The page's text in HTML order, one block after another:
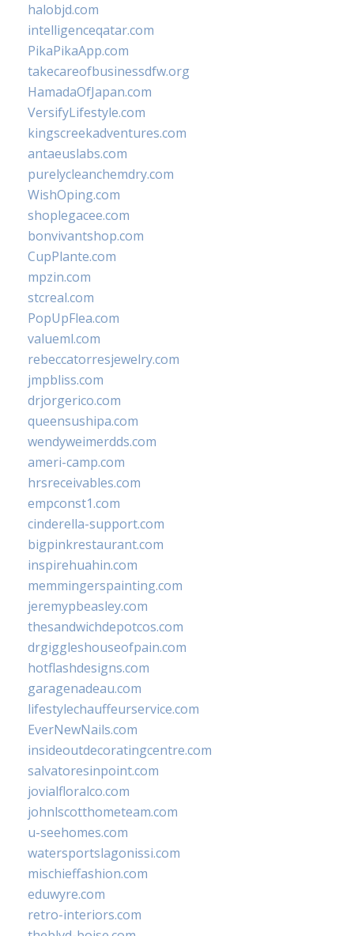
halobjd.com
intelligenceqatar.com
PikaPikaApp.com
takecareofbusinessdfw.org
HamadaOfJapan.com
VersifyLifestyle.com
kingscreekadventures.com
antaeuslabs.com
purelycleanchemdry.com
WishOping.com
shoplegacee.com
bonvivantshop.com
CupPlante.com
mpzin.com
stcreal.com
PopUpFlea.com
valueml.com
rebeccatorresjewelry.com
jmpbliss.com
drjorgerico.com
queensushipa.com
wendyweimerdds.com
ameri-camp.com
hrsreceivables.com
empconst1.com
cinderella-support.com
bigpinkrestaurant.com
inspirehuahin.com
memmingerspainting.com
jeremypbeasley.com
thesandwichdepotcos.com
drgiggleshouseofpain.com
hotflashdesigns.com
garagenadeau.com
lifestylechauffeurservice.com
EverNewNails.com
insideoutdecoratingcentre.com
salvatoresinpoint.com
jovialfloralco.com
johnlscotthometeam.com
u-seehomes.com
watersportslagonissi.com
mischieffashion.com
eduwyre.com
retro-interiors.com